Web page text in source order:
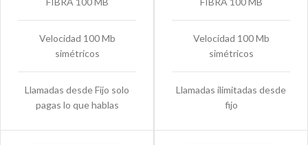
Velocidad 100 Mb
simétricos
Llamadas desde Fijo solo
pagas lo que hablas
Velocidad 100 Mb
simétricos
Llamadas ilimitadas desde
fijo